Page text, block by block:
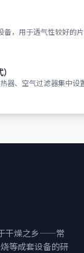
备，用于透气性较好的
器、空气过滤器集中设
干燥之乡——常
等成套设备的研